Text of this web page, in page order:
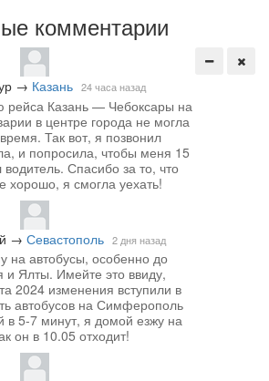
комментарии
→ Казань 24 часа назад
рейса Казань — Чебоксары на
в центре города не могла
Так вот, я позвонил
и попросила, чтобы меня 15
Спасибо за то, что
хорошо, я смогла уехать!
→ Севастополь 2 дня назад
на автобусы, особенно до
Ялты. Имейте это ввиду,
2024 изменения вступили в
автобусов на Симферополь
в 5-7 минут, я домой езжу на
он в 10.05 отходит!